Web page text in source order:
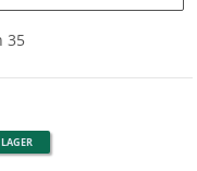
35